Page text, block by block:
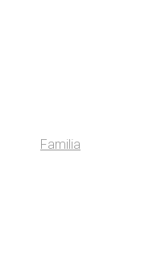
Familia